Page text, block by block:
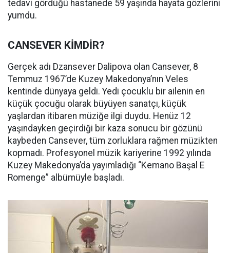
tedavi gördüğü hastanede 59 yaşında hayata gözlerini
yumdu.
CANSEVER KİMDİR?
Gerçek adı Dzansever Dalipova olan Cansever, 8
Temmuz 1967’de Kuzey Makedonya’nın Veles
kentinde dünyaya geldi. Yedi çocuklu bir ailenin en
küçük çocuğu olarak büyüyen sanatçı, küçük
yaşlardan itibaren müziğe ilgi duydu. Henüz 12
yaşındayken geçirdiği bir kaza sonucu bir gözünü
kaybeden Cansever, tüm zorluklara rağmen müzikten
kopmadı. Profesyonel müzik kariyerine 1992 yılında
Kuzey Makedonya’da yayımladığı “Kemano Başal E
Romenge” albümüyle başladı.